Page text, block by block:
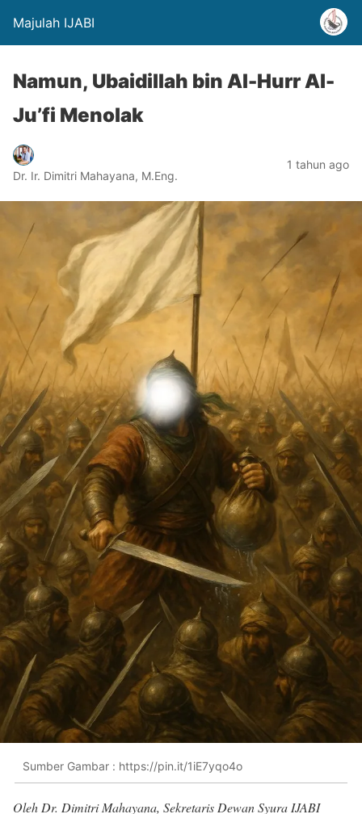
Majulah IJABI
Namun, Ubaidillah bin Al-Hurr Al-
Ju’fi Menolak
Dr. Ir. Dimitri Mahayana, M.Eng.
1 tahun ago
Sumber Gambar : https://pin.it/1iE7yqo4o
Oleh Dr. Dimitri Mahayana, Sekretaris Dewan Syura IJABI